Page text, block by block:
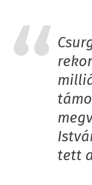
tett